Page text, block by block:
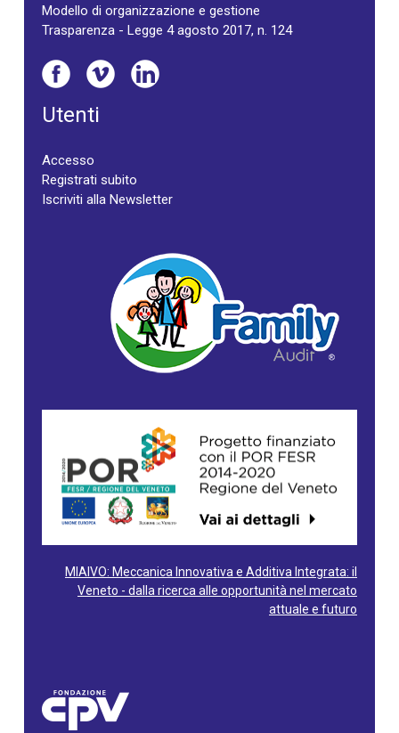
Modello di organizzazione e gestione
Trasparenza - Legge 4 agosto 2017, n. 124
Utenti
Accesso
Registrati subito
Iscriviti alla Newsletter
MIAIVO: Meccanica Innovativa e Additiva Integrata: il
Veneto - dalla ricerca alle opportunità nel mercato
attuale e futuro